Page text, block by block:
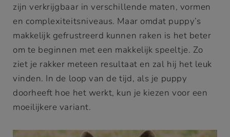
zijn verkrijgbaar in verschillende maten, vormen
en complexiteitsniveaus. Maar omdat puppy’s
makkelijk gefrustreerd kunnen raken is het beter
om te beginnen met een makkelijk speeltje. Zo
ziet je rakker meteen resultaat en zal hij het leuk
vinden. In de loop van de tijd, als je puppy
doorheeft hoe het werkt, kun je kiezen voor een
moeilijkere variant.